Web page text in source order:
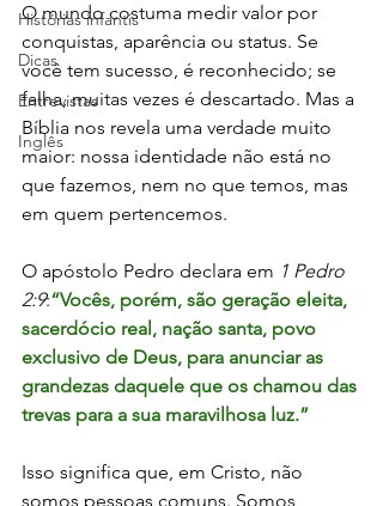
Histórias infantis
Dicas
Entrevistas
Inglês
O mundo costuma medir valor por
conquistas, aparência ou status. Se
você tem sucesso, é reconhecido; se
falha, muitas vezes é descartado. Mas a
Bíblia nos revela uma verdade muito
maior: nossa identidade não está no
que fazemos, nem no que temos, mas
em quem pertencemos.
O apóstolo Pedro declara em 1 Pedro
2:9:“Vocês, porém, são geração eleita,
sacerdócio real, nação santa, povo
exclusivo de Deus, para anunciar as
grandezas daquele que os chamou das
trevas para a sua maravilhosa luz.”
Isso significa que, em Cristo, não
somos pessoas comuns. Somos